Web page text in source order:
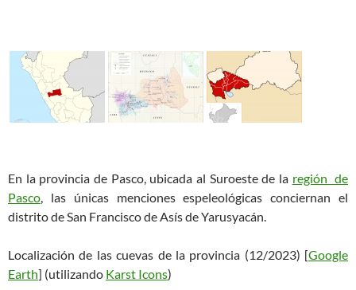
En la provincia de Pasco, ubicada al Suroeste de la región de
Pasco, las únicas menciones espeleológicas conciernan el
distrito de San Francisco de Asís de Yarusyacán.
Localización de las cuevas de la provincia (12/2023) [Google
Earth] (utilizando Karst Icons)